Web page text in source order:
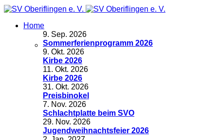
Home
9. Sep. 2026
Sommerferienprogramm 2026
9. Okt. 2026
Kirbe 2026
11. Okt. 2026
Kirbe 2026
31. Okt. 2026
Preisbinokel
7. Nov. 2026
Schlachtplatte beim SVO
29. Nov. 2026
Jugendweihnachtsfeier 2026